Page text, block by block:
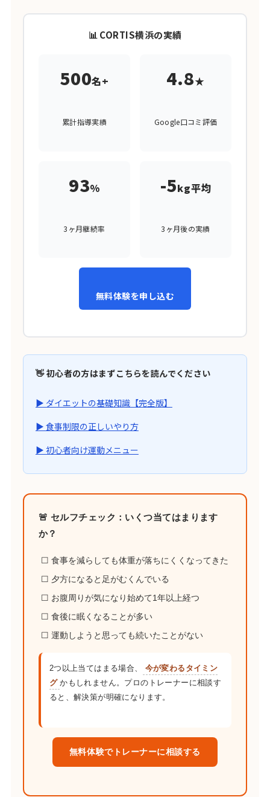
📊 CORTIS横浜の実績
500名+
累計指導実績
4.8★
Google口コミ評価
93%
3ヶ月継続率
-5kg平均
3ヶ月後の実績
無料体験を申し込む
👋 初心者の方はまずこちらを読んでください
▶ ダイエットの基礎知識【完全版】
▶ 食事制限の正しいやり方
▶ 初心者向け運動メニュー
🚨 セルフチェック：いくつ当てはまります
か？
☐ 食事を減らしても体重が落ちにくくなってきた
☐ 夕方になると足がむくんでいる
☐ お腹周りが気になり始めて1年以上経つ
☐ 食後に眠くなることが多い
☐ 運動しようと思っても続いたことがない
2つ以上当てはまる場合、
今が変わるタイミン
グ かもしれません。プロのトレーナーに相談す
ると、解決策が明確になります。
無料体験でトレーナーに相談する